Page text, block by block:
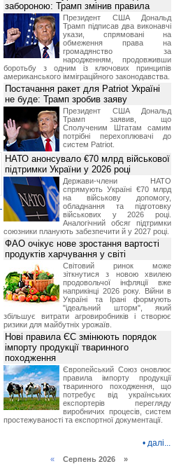
забороною: Трамп змінив правила
Президент США Дональд
Трамп підписав два виконавчі
укази, спрямовані на
обмеження права на
громадянство за
народженням, продовживши
боротьбу з одним із ключових принципів
американського імміграційного законодавства.
Постачання ракет для Patriot Україні
не буде: Трамп зробив заяву
Президент США Дональд
Трамп заявив, що
Сполученим Штатам самим
потрібні перехоплювачі до
систем Patriot.
НАТО анонсувало €70 млрд військової
підтримки України у 2026 році
Держави-члени НАТО
спрямують Україні €70 млрд
на військову допомогу,
обладнання та підготовку
військових у 2026 році.
Аналогічний обсяг підтримки
союзники планують забезпечити й у 2027 році.
ФАО очікує нове зростання вартості
продуктів харчування у світі
Світовий ринок може
зіткнутися з новою хвилею
продовольчої інфляції вже
наприкінці 2026 року. Війни в
Україні та Ірані формують
"ідеальний шторм", який
збільшує витрати агровиробників і створює
ризики для майбутніх урожаїв.
Нові правила ЄС змінюють порядок
імпорту продукції тваринного
походження
Європейський Союз оновлює
правила імпорту продукції
тваринного походження, що
потребує від українських
експортерів перегляду
виробничих процесів, систем
простежуваності та експортної документації.
• далі...
«Серпень 2026 »